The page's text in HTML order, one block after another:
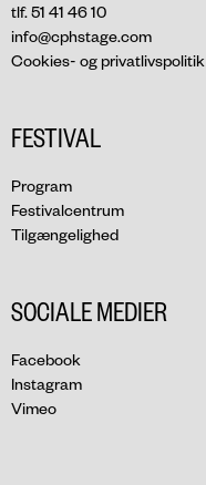
tlf. 51 41 46 10
info@cphstage.com
Cookies- og privatlivspolitik
FESTIVAL
Program
Festivalcentrum
Tilgængelighed
SOCIALE MEDIER
Facebook
Instagram
Vimeo